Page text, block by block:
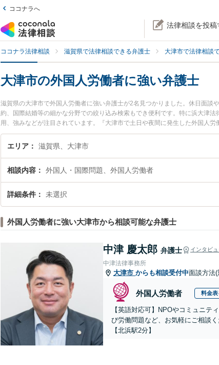
ココナラへ
法律相談を投稿
ココナラ法律相談 滋賀県で法律相談できる弁護士 大津市で法律相談
大津市の外国人労働者に強い弁護士
滋賀県の大津市で外国人労働者に強い弁護士が2名見つかりました。休日面
約、国際結婚等の細かな分野での絞り込み検索もでき便利です。特に浜大津
用、強みなどが注目されています。『大津市で土日や夜間に発生した外国人
弁護士を検索したい』『初回相談無料で外国人労働者を法律相談できる大津
エリア 滋賀県、大津市
相談内容 外国人・国際問題、外国人労働者
詳細条件 未選択
外国人労働者に強い大津市から相談可能な弁護士
中津 慶太郎 弁護士 インタビ
中津法律事務所
大津市 からも相談受付中面談方法
外国人労働者 料金表
【英語対応可】NPOやコミュニテ
び労働問題など、お気軽にご相談
【北浜駅2分】